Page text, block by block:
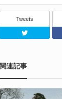
Tweets
関連記事